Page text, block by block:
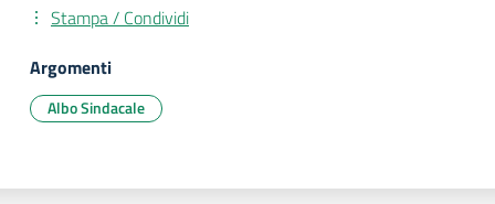
Stampa / Condividi
Argomenti
Albo Sindacale